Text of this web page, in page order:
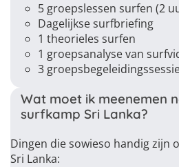
5 groepslessen surfen (2
Dagelijkse surfbriefing
1 theorieles surfen
1 groepsanalyse van
3
Wat moet ik meenemen
surfkamp Sri Lanka?
Dingen die sowieso handig zijn
Sri Lanka: